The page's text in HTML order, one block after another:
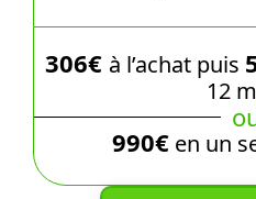
306€ à l’achat puis
12
990€en un